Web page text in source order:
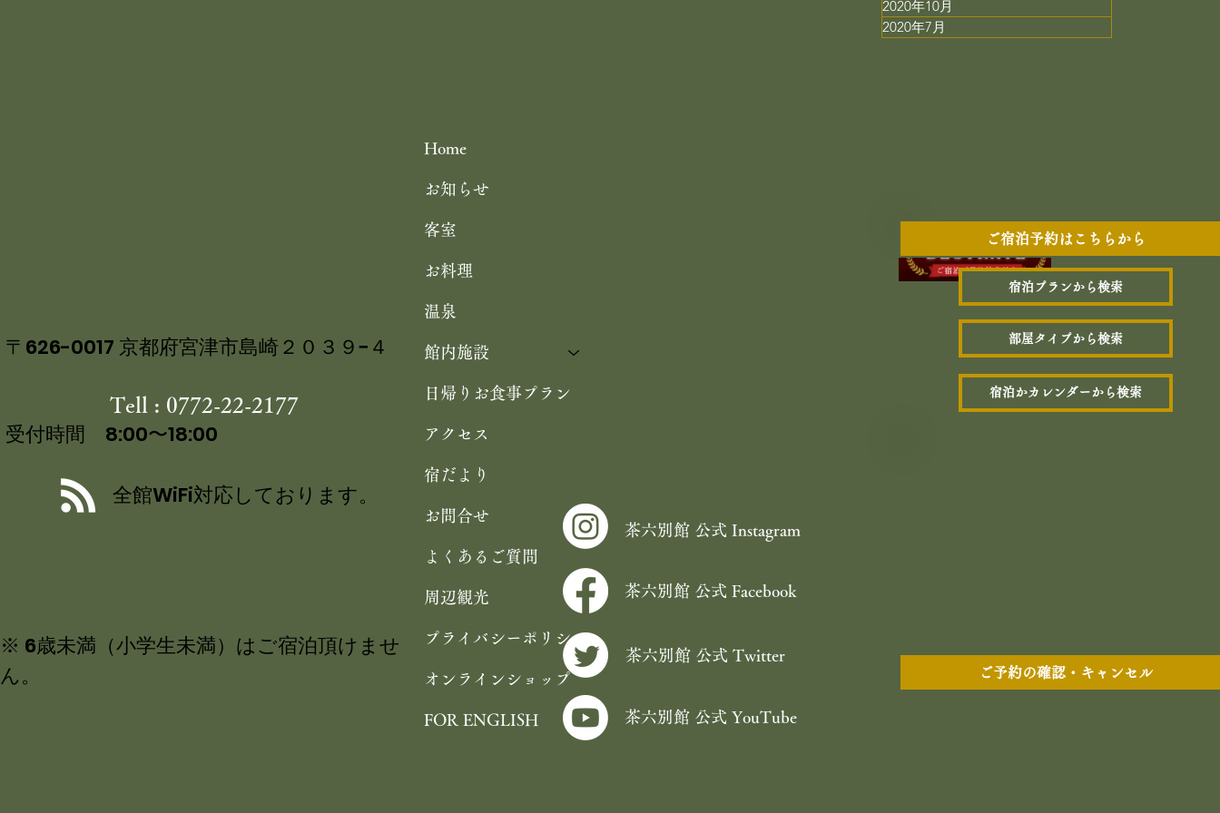
丹後産岩がき ミネラル豊富な 海のミ
ルク 飯尾醸造 富士酢プレミアム使用
2020年10月
2020年7月
Home
お知らせ
客室
お料理
温泉
館内施設
日帰りお食事プラン
アクセス
宿だより
お問合せ
よくあるご質問
周辺観光
プライバシーポリシー
オンラインショップ
FOR ENGLISH
茶六別館 公式 Instagram
茶六別館 公式 Facebook
茶六別館 公式 Twitter
茶六別館 公式 YouTube
ご予約の確認・キャンセル
ご宿泊予約はこちらから
宿泊プランから検索
部屋タイプから検索
宿泊かカレンダーから検索
〒626-0017 京都府宮津市島崎２０３９−４
Tell : 0772-22-2177
受付時間 8:00〜18:00
全館WiFi対応しております。
※ 6歳未満（小学生未満）はご宿泊頂けませ
ん。